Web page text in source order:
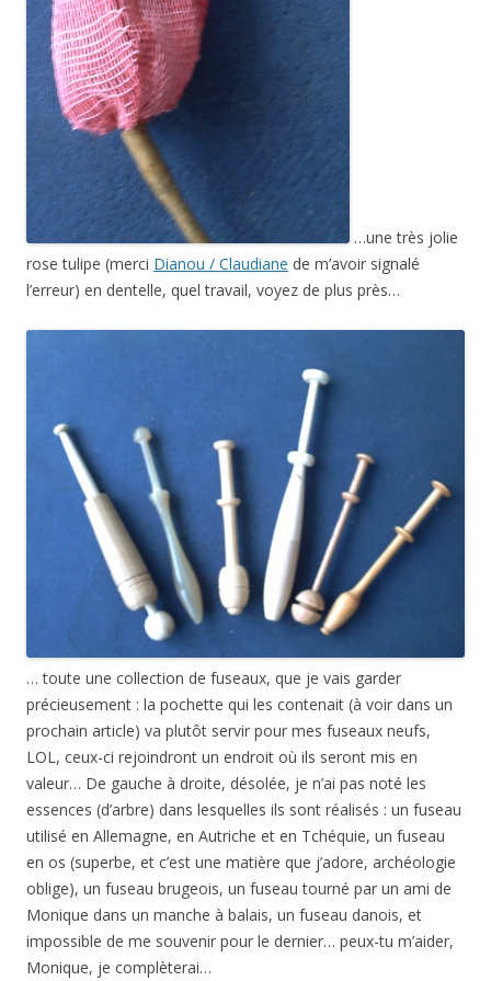
…une très jolie
rose tulipe (merci Dianou / Claudiane de m’avoir signalé
l’erreur) en dentelle, quel travail, voyez de plus près…
… toute une collection de fuseaux, que je vais garder
précieusement : la pochette qui les contenait (à voir dans un
prochain article) va plutôt servir pour mes fuseaux neufs,
LOL, ceux-ci rejoindront un endroit où ils seront mis en
valeur… De gauche à droite, désolée, je n’ai pas noté les
essences (d’arbre) dans lesquelles ils sont réalisés : un fuseau
utilisé en Allemagne, en Autriche et en Tchéquie, un fuseau
en os (superbe, et c’est une matière que j’adore, archéologie
oblige), un fuseau brugeois, un fuseau tourné par un ami de
Monique dans un manche à balais, un fuseau danois, et
impossible de me souvenir pour le dernier… peux-tu m’aider,
Monique, je complèterai…